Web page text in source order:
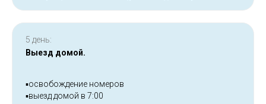
5 день:
Выезд домой.
▪️освобождение номеров
▪️выезд домой в 7:00